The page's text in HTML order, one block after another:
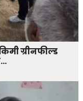
ग्रीनफील्ड